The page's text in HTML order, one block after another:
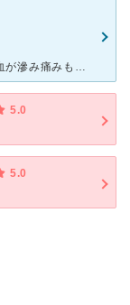
左足の人差し指と親指の爪が肉に食い込んで、血が滲み痛みもあったので行きました。ほぼ巻き爪のような症状。 初診だったから、看護婦による問診があり、随分細かいことまで訊かれました。そのあと治療になるはず
5.0
5.0